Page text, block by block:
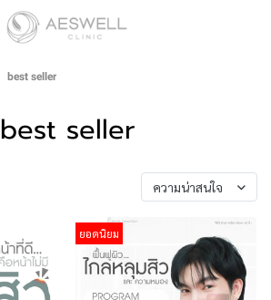
best seller
best seller
ความน่าสนใจ
ยอดนิยม